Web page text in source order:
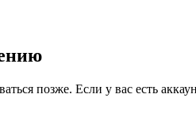
позже. Если у вас есть